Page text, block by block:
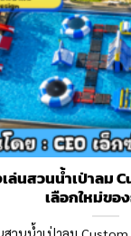
ล่นสวนน้ำเป่าลม
เลือกใหม่ขอ